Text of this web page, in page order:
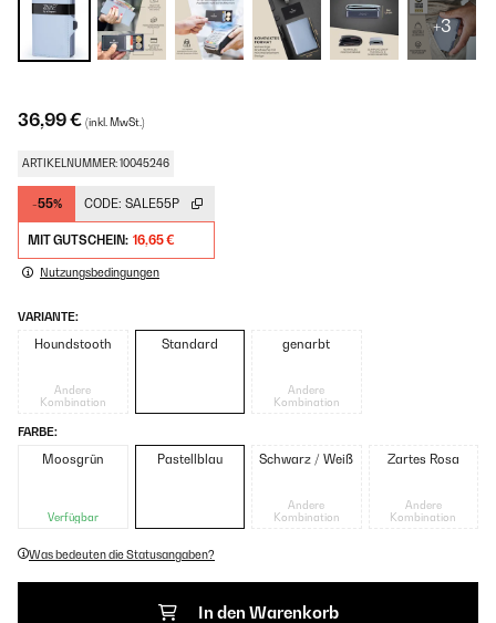
+3
36,99 € (inkl. MwSt.)
ARTIKELNUMMER: 10045246
-55% CODE: SALE55P
MIT GUTSCHEIN: 16,65 €
Nutzungsbedingungen
VARIANTE:
Houndstooth
Andere
Kombination
Standard genarbt
Andere
Kombination
FARBE:
Moosgrün
Verfügbar
Pastellblau Schwarz / Weiß
Andere
Kombination
Zartes Rosa
Andere
Kombination
Was bedeuten die Statusangaben?
In den Warenkorb